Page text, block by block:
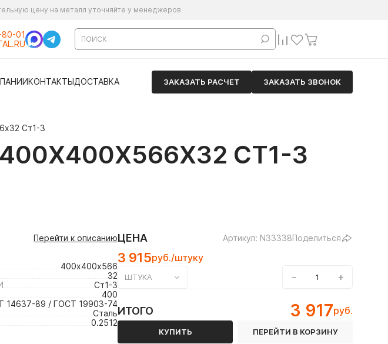
цену на металл уточняйте у менеджеров
01
КОНТАКТЫДОСТАВКА ЗАКАЗАТЬ РАСЧЕТ ЗАКАЗАТЬ ЗВОНОК
Ст1-3
СТ1-3
Перейти к описанию
400х400х566
32
Ст1-3
400
14637-89 / ГОСТ 19903-74
Сталь
0.2512
ЦЕНА Артикул: N33338Поделиться
3 915руб./штуку
ШТУКА − +
ИТОГО 3 917руб.
КУПИТЬ ПЕРЕЙТИ В КОРЗИНУ